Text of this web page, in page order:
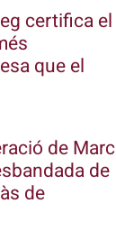
certifica el
que el
de Marc
de
de